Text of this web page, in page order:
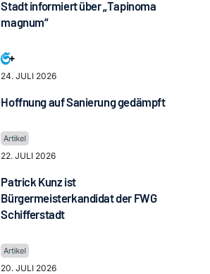
Stadt informiert über „Tapinoma
magnum“
24. JULI 2026
Hoffnung auf Sanierung gedämpft
22. JULI 2026
Patrick Kunz ist
Bürgermeisterkandidat der FWG
Schifferstadt
20. JULI 2026